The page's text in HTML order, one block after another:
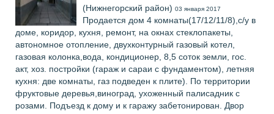
(Нижнегорский район) 03 января 2017
Продается дом 4 комнаты(17/12/11/8),с/у в
доме, коридор, кухня, ремонт, на окнах стеклопакеты,
автономное отопление, двухконтурный газовый котел,
газовая колонка,вода, кондиционер, 8,5 соток земли, гос.
акт, хоз. постройки (гараж и сараи с фундаментом), летняя
кухня: две комнаты, газ подведен к плите). По территории
фруктовые деревья,виноград, ухоженный палисадник с
розами. Подъезд к дому и к гаражу забетонирован. Двор